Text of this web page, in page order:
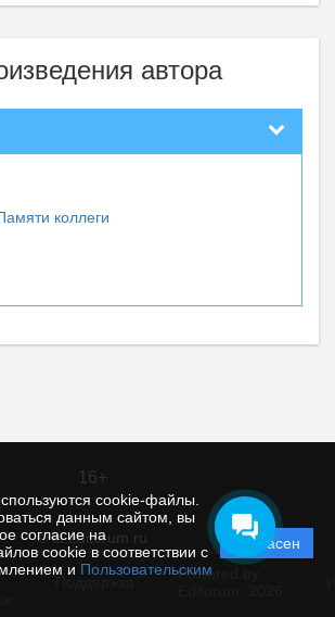
cookie-файлы.
данным сайтом, вы
согласие на
cookie в соответствии с
и Пользовательским
Согласен
автора
коллеги
16+
© itt.editorum.ru
Powered by